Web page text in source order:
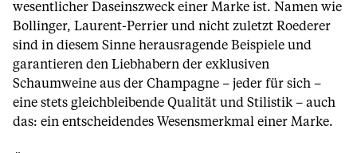
wesentlicher Daseinszweck einer Marke ist. Namen wie
Bollinger, Laurent-Perrier und nicht zuletzt Roederer
sind in diesem Sinne herausragende Beispiele und
garantieren den Liebhabern der exklusiven
Schaumweine aus der Champagne – jeder für sich –
eine stets gleichbleibende Qualität und Stilistik – auch
das: ein entscheidendes Wesensmerkmal einer Marke.